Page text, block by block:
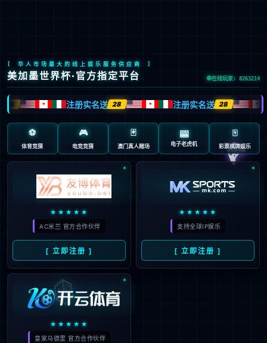
研究领域
首页>一站式服务>研究领域 >代谢与心血管疾病
肿瘤学研究 代谢与心血管疾病
神经退行性疾病研究 罕见病与基因治疗